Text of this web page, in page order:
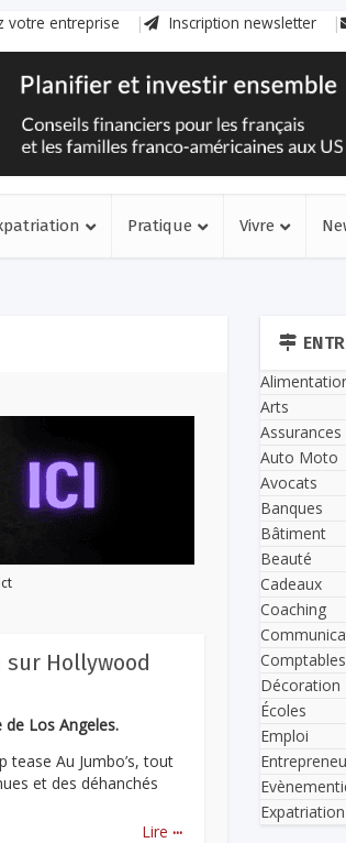
votre entreprise Inscription newsletter
Pratique Vivre
sur Hollywood
Los Angeles.
tease Au Jumbo’s, tout
et des déhanchés
Lire ...
Arts
Assurances
Auto Moto
Avocats
Banques
Bâtiment
Beauté
Cadeaux
Coaching
Comptables
Décoration
Écoles
Emploi
Expatriation